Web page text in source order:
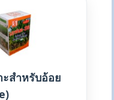
ะสำหรับอ้อย